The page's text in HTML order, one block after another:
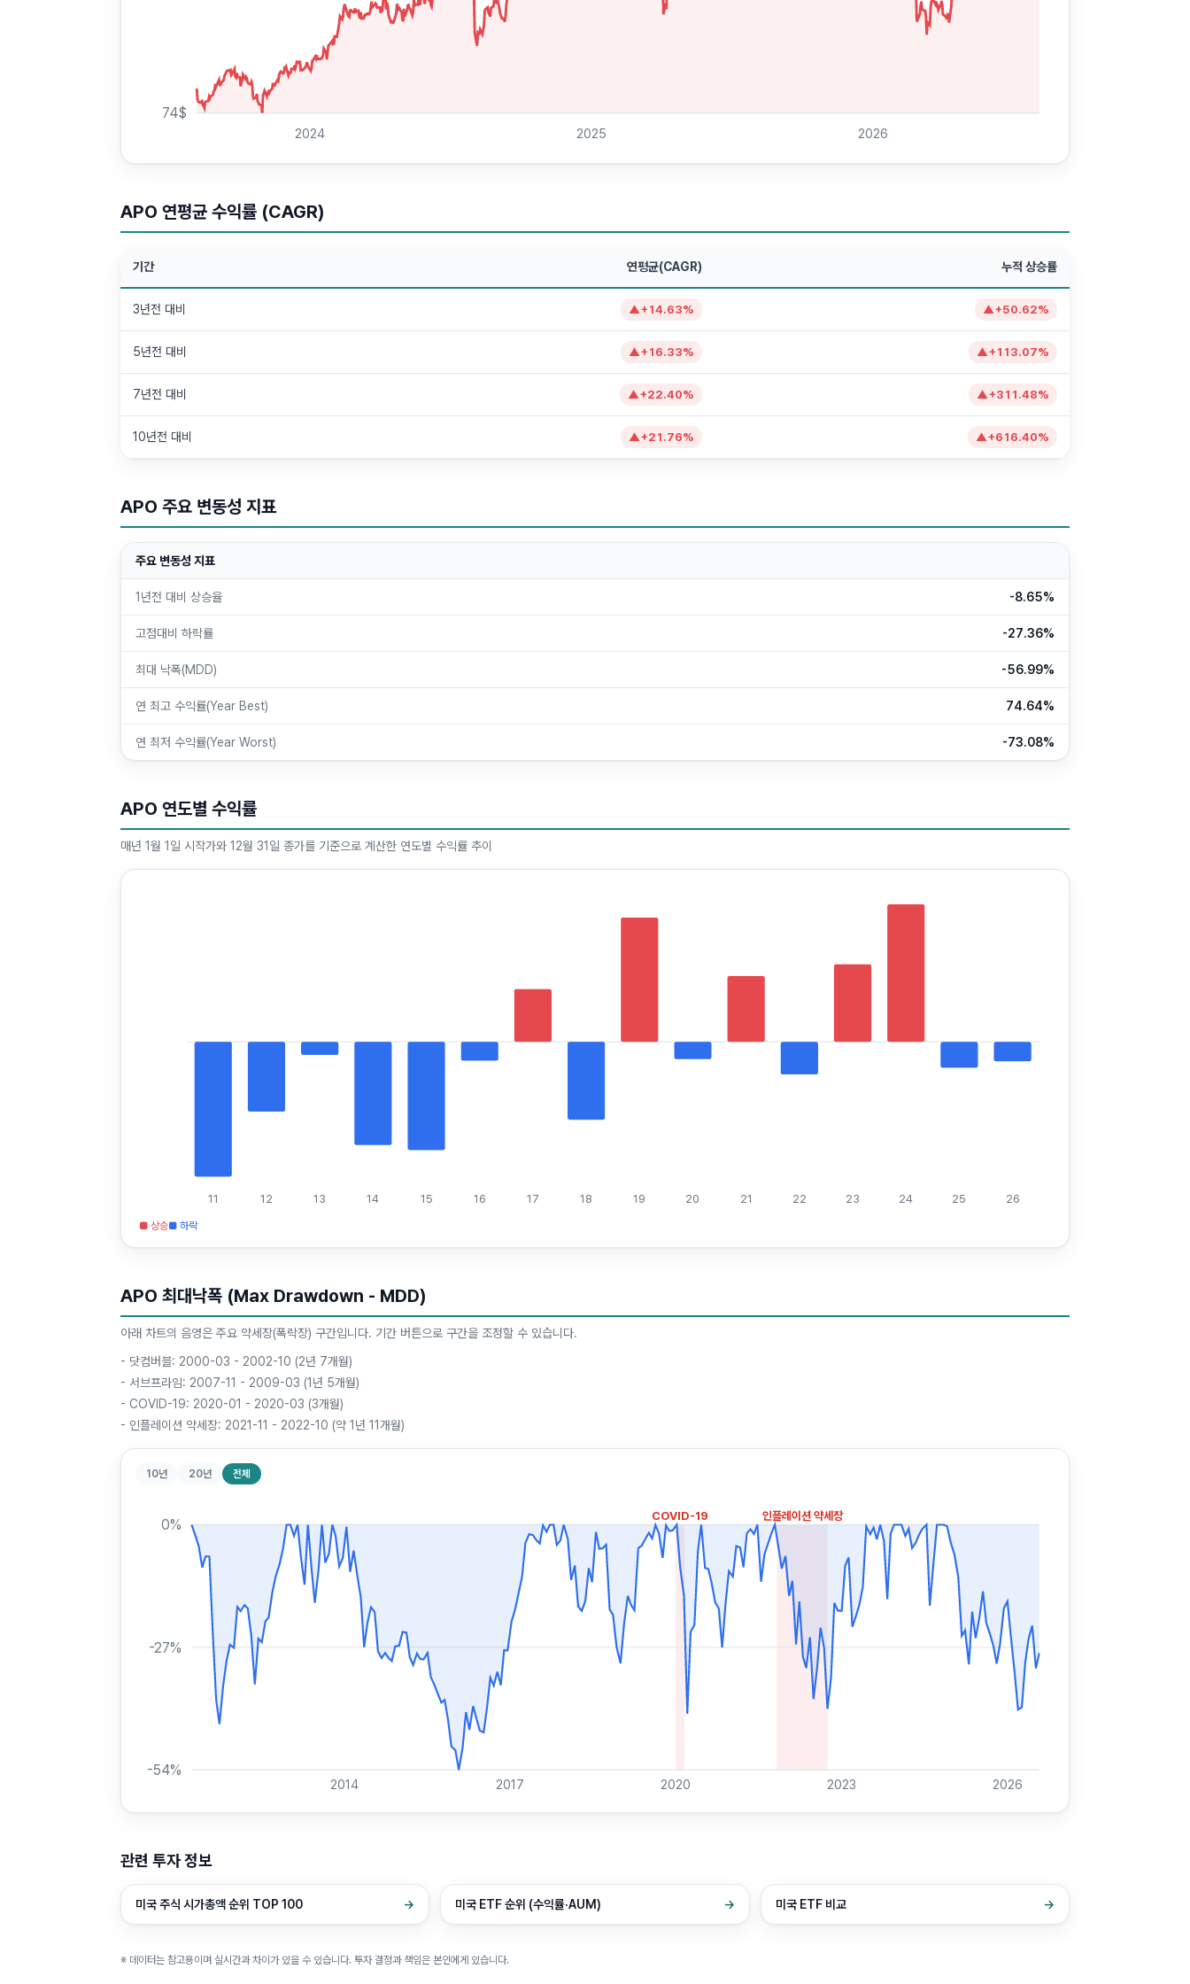
74$
2024 2025 2026
APO 연평균 수익률 (CAGR)
기간 연평균(CAGR) 누적 상승률
3년전 대비 ▲+ 14.63% ▲+50.62%
5년전 대비 ▲+ 16.33% ▲+ 113.07%
7년전 대비 ▲+22.40% ▲+311.48%
10년전 대비 ▲+21.76% ▲+616.40%
APO 주요 변동성 지표
주요 변동성 지표
1년전 대비 상승율 -8.65%
고점대비 하락률 -27.36%
최대 낙폭(MDD) -56.99%
연 최고 수익률(Year Best) 74.64%
연 최저 수익률(Year Worst) -73.08%
APO 연도별 수익률
매년 1월 1일 시작가와 12월 31일 종가를 기준으로 계산한 연도별 수익률 추이
11 12 13 14 15 16 17 18 19 20 21 22 23 24 25 26
■ 상승■ 하락
APO 최대낙폭 (Max Drawdown - MDD)
아래 차트의 음영은 주요 약세장(폭락장) 구간입니다. 기간 버튼으로 구간을 조정할 수 있습니다.
- 닷컴버블: 2000-03 - 2002-10 (2년 7개월)
- 서브프라임: 2007-11 - 2009-03 (1년 5개월)
- COVID-19: 2020-01 - 2020-03 (3개월)
- 인플레이션 약세장: 2021-11 - 2022-10 (약 1년 11개월)
10년 20년 전체
COVID-19 인플레이션 약세장
0%
-27%
-54%
2014 2017 2020 2023 2026
관련 투자 정보
미국 주식 시가총액 순위 TOP 100 → 미국 ETF 순위 (수익률·AUM) → 미국 ETF 비교 →
※ 데이터는 참고용이며 실시간과 차이가 있을 수 있습니다. 투자 결정과 책임은 본인에게 있습니다.